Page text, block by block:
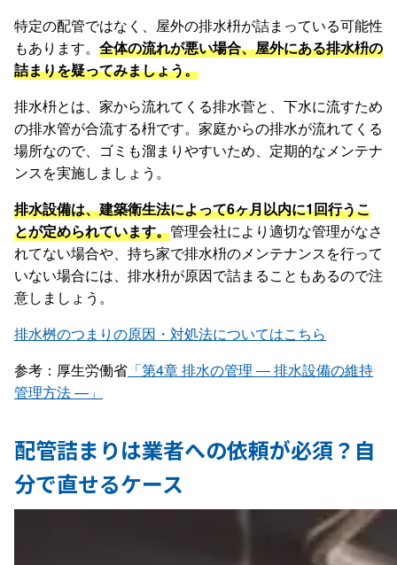
特定の配管ではなく、屋外の排水枡が詰まっている可能性
もあります。 全体の流れが悪い場合、屋外にある排水枡の
詰まりを疑ってみましょう。
排水枡とは、家から流れてくる排水菅と、下水に流すため
の排水管が合流する枡です。家庭からの排水が流れてくる
場所なので、ゴミも溜まりやすいため、定期的なメンテナ
ンスを実施しましょう。
排水設備は、建築衛生法によって6ヶ月以内に1回行うこ
とが定められています。管理会社により適切な管理がなさ
れてない場合や、持ち家で排水枡のメンテナンスを行って
いない場合には、排水枡が原因で詰まることもあるので注
意しましょう。
排水桝のつまりの原因・対処法についてはこちら
参考：厚生労働省 「第4章 排水の管理 ― 排水設備の維持
管理方法 ―」
配管詰まりは業者への依頼が必須？自
分で直せるケース